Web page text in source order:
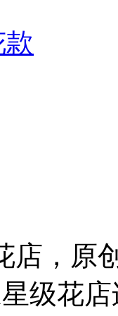
店，原
级花